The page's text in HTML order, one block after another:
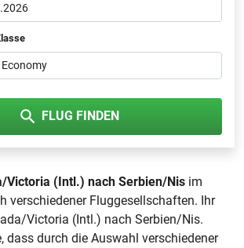
Economy
FLUG FINDEN
Victoria (Intl.) nach Serbien/Nis im
verschiedener Fluggesellschaften. Ihr
Victoria (Intl.) nach Serbien/Nis.
dass durch die Auswahl verschiedener